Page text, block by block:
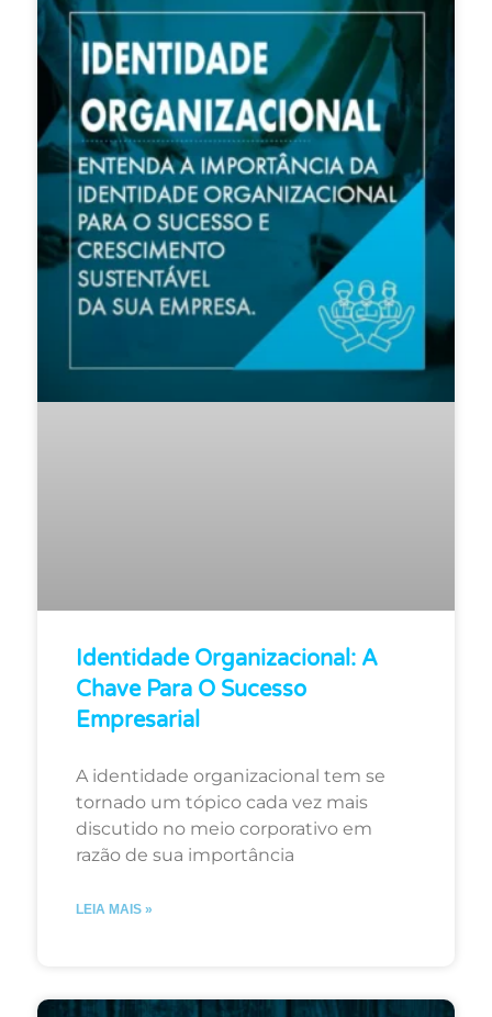
Identidade Organizacional: A
Chave Para O Sucesso
Empresarial
A identidade organizacional tem se
tornado um tópico cada vez mais
discutido no meio corporativo em
razão de sua importância
LEIA MAIS »